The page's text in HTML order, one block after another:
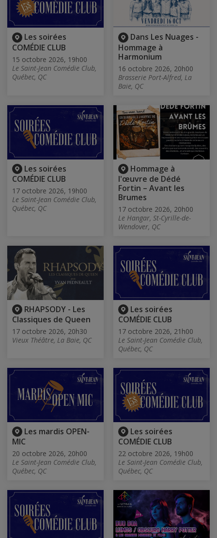
Les soirées
COMÉDIE CLUB
15 octobre 2026, 19h00
Le Saint-Jean Comédie Club,
Québec, QC
Dans Les Nuages -
Hommage à
Harmonium
16 octobre 2026, 20h00
Brasserie Port-Alfred, La
Baie, QC
Les soirées
COMÉDIE CLUB
17 octobre 2026, 19h00
Le Saint-Jean Comédie Club,
Québec, QC
Hommage à
l'œuvre de Dédé
Fortin – Avant les
Brumes
17 octobre 2026, 20h00
Le Hangar, St-Cyrille-de-
Wendover, QC
RHAPSODY - Les
Classiques de Queen
17 octobre 2026, 20h30
Vieux Théâtre, La Baie, QC
Les soirées
COMÉDIE CLUB
17 octobre 2026, 21h00
Le Saint-Jean Comédie Club,
Québec, QC
Les mardis OPEN-
MIC
20 octobre 2026, 20h00
Le Saint-Jean Comédie Club,
Québec, QC
Les soirées
COMÉDIE CLUB
22 octobre 2026, 19h00
Le Saint-Jean Comédie Club,
Québec, QC